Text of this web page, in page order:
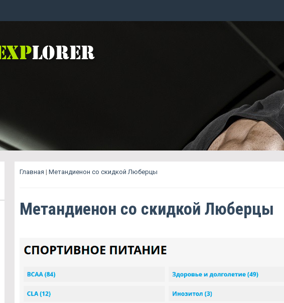
Главная | Метандиенон со скидкой Люберцы
Метандиенон со скидкой Люберцы